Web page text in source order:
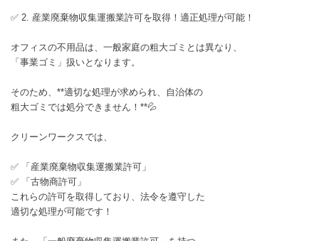
✅ 2. 産業廃棄物収集運搬業許可を取得！適正処理が可能！
オフィスの不用品は、一般家庭の粗大ゴミとは異なり、
「事業ゴミ」扱いとなります。
そのため、**適切な処理が求められ、自治体の
粗大ゴミでは処分できません！**💦
クリーンワークスでは、
✅ 「産業廃棄物収集運搬業許可」
✅ 「古物商許可」
これらの許可を取得しており、法令を遵守した
適切な処理が可能です！